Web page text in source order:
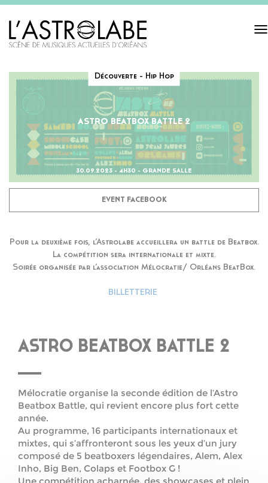
Découverte - Hip Hop
ASTRO BEATBOX BATTLE 2
30.09.2023 - 4H30 - GRANDE SALLE
EVENT FACEBOOK
Pour la deuxième fois, l’Astrolabe accueillera un battle de Beatbox.
La compétition sera internationale et mixte.
Soirée organisée par l’association Mélocratie/ Orléans BeatBox.
BILLETTERIE
ASTRO BEATBOX BATTLE 2
Mélocratie organise la seconde édition de l’Astro
Beatbox Battle, qui revient encore plus fort cette
année.
Au programme, 16 participants internationaux et
mixtes, qui s’affronteront sous les yeux d’un jury
composé de 5 beatboxers légendaires, Alem, Alex
Inho, Big Ben, Colaps et Footbox G !
Une compétition acharnée, des showcases et plein